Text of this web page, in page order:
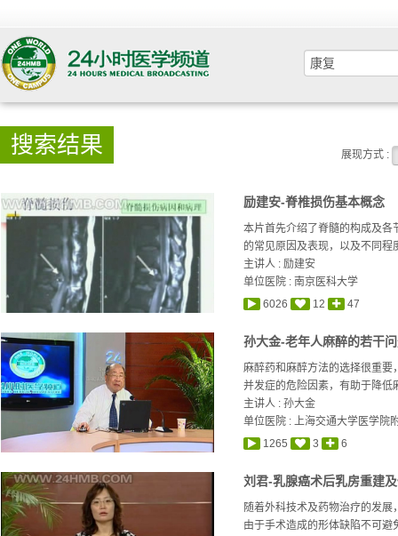
搜索结果 展现方式 :
励建安-脊椎损伤基本概念
本片首先介绍了脊髓的构成及
的常见原因及表现，以及不同程
主讲人 :励建安
单位医院 : 南京医科大学
6026
12 47
孙大金-老年人麻醉的若干
麻醉药和麻醉方法的选择很重
并发症的危险因素，有助于降低
主讲人 :孙大金
单位医院 : 上海交通大学医学院
1265
3 6
刘君-乳腺癌术后乳房重建
随着外科技术及药物治疗的发
由于手术造成的形体缺陷不可避